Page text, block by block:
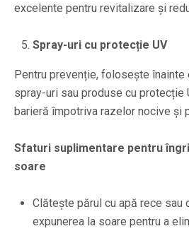
excelente pentru revitalizare și
Spray-uri cu protecție UV
Pentru prevenție, folosește înainte
spray-uri sau produse cu protecție
barieră împotriva razelor nocive și
Sfaturi suplimentare pentru
soare
Clătește părul cu apă rece sau
expunerea la soare pentru a